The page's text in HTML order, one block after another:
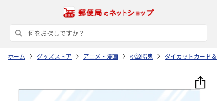
ホーム グッズストア アニメ・漫画 桃源暗鬼 ダイカットカード